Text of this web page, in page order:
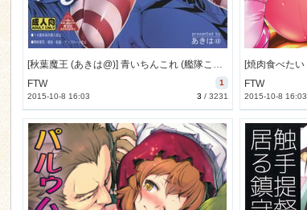
[秋葉魔王 (あきは@)] 青いちんこれ (艦隊これくしょん -艦これ-) [23M]
1
FTW
3 /3231
2015-10-8 16:03
FTW
2015-10-8 16:03